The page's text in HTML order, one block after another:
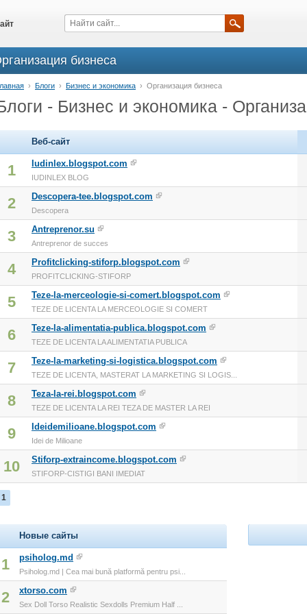
бизнеса
› Блоги › Бизнес и экономика › Организация бизнеса
- Бизнес и экономика -
Веб-сайт
1 Iudinlex.blogspot.com
IUDINLEX BLOG
2 Descopera-tee.blogspot.com
Descopera
3 Antreprenor.su
Antreprenor de succes
4 Profitclicking-stiforp.blogspot.com
PROFITCLICKING-STIFORP
5 Teze-la-merceologie-si-comert.blogspot.com
TEZE DE LICENTA LA MERCEOLOGIE SI COMERT
6 Teze-la-alimentatia-publica.blogspot.com
TEZE DE LICENTA LA ALIMENTATIA PUBLICA
7 Teze-la-marketing-si-logistica.blogspot.com
TEZE DE LICENTA, MASTERAT LA MARKETING SI LOGIS...
8 Teza-la-rei.blogspot.com
TEZE DE LICENTA LA REI TEZA DE MASTER LA REI
9 Ideidemilioane.blogspot.com
Idei de Milioane
10 Stiforp-extraincome.blogspot.com
STIFORP-CISTIGI BANI IMEDIAT
1
Новые сайты
1 psiholog.md
Psiholog.md | Cea mai bună platformă pentru psi...
2 xtorso.com
Sex Doll Torso Realistic Sexdolls Premium Half ...